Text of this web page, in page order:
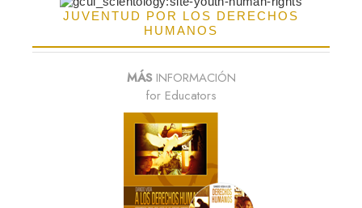
JUVENTUD POR LOS DERECHOS
HUMANOS
MÁSINFORMACIÓN
for Educators